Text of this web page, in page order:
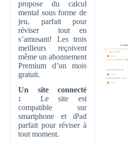
propose du calcul
mental sous forme de
jeu, parfait pour
réviser tout en
s’amusant! Les trois
meilleurs reçoivent
même un abonnement
Premium d’un mois
gratuit.
Un site connecté
:
Le site est
compatible sur
smartphone et iPad
parfait pour réviser à
tout moment.